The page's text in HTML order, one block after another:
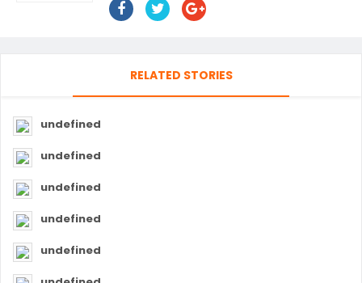
RELATED STORIES
undefined
undefined
undefined
undefined
undefined